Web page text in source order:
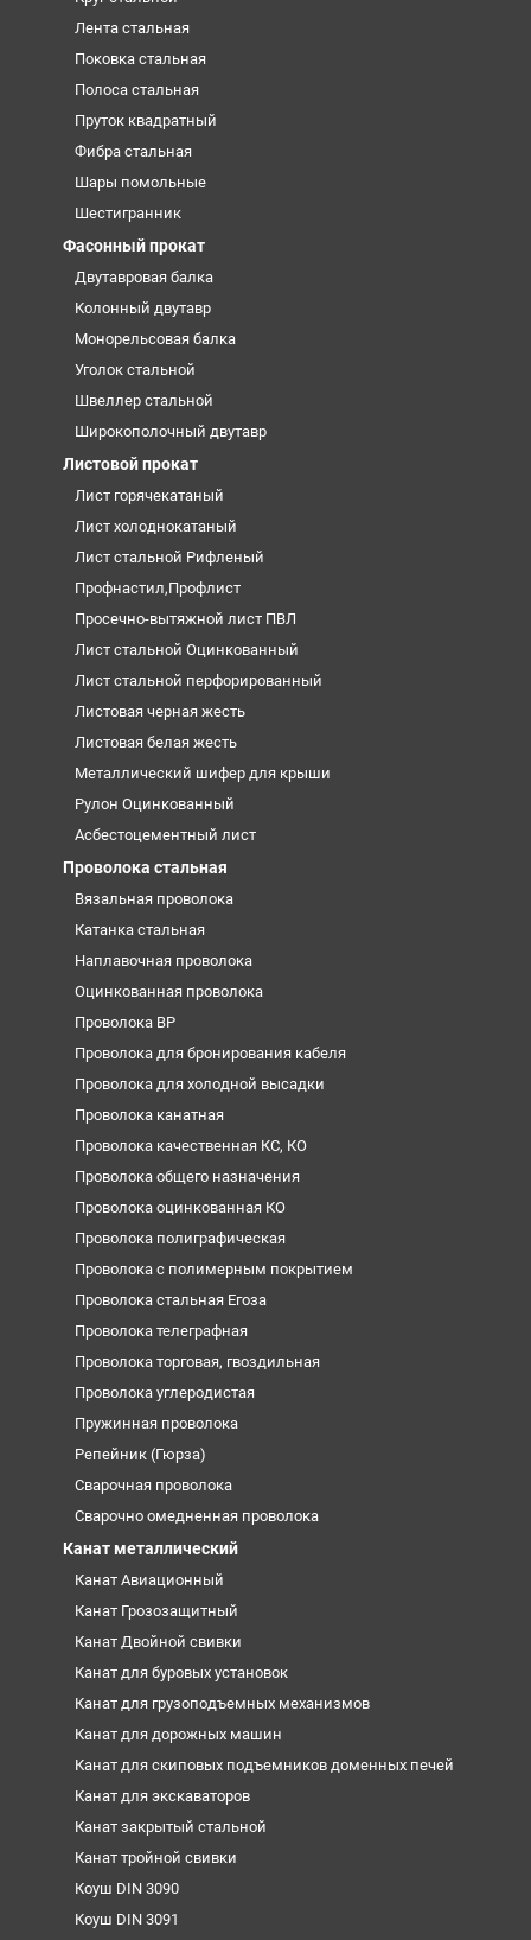
Лента стальная
Поковка стальная
Полоса стальная
Пруток квадратный
Фибра стальная
Шары помольные
Шестигранник
Фасонный прокат
Двутавровая балка
Колонный двутавр
Монорельсовая балка
Уголок стальной
Швеллер стальной
Широкополочный двутавр
Листовой прокат
Лист горячекатаный
Лист холоднокатаный
Лист стальной Рифленый
Профнастил,Профлист
Просечно-вытяжной лист ПВЛ
Лист стальной Оцинкованный
Лист стальной перфорированный
Листовая черная жесть
Листовая белая жесть
Металлический шифер для крыши
Рулон Оцинкованный
Асбестоцементный лист
Проволока стальная
Вязальная проволока
Катанка стальная
Наплавочная проволока
Оцинкованная проволока
Проволока ВР
Проволока для бронирования кабеля
Проволока для холодной высадки
Проволока канатная
Проволока качественная КС, КО
Проволока общего назначения
Проволока оцинкованная КО
Проволока полиграфическая
Проволока с полимерным покрытием
Проволока стальная Егоза
Проволока телеграфная
Проволока торговая, гвоздильная
Проволока углеродистая
Пружинная проволока
Репейник (Гюрза)
Сварочная проволока
Сварочно омедненная проволока
Канат металлический
Канат Авиационный
Канат Грозозащитный
Канат Двойной свивки
Канат для буровых установок
Канат для грузоподъемных механизмов
Канат для дорожных машин
Канат для скиповых подъемников доменных печей
Канат для экскаваторов
Канат закрытый стальной
Канат тройной свивки
Коуш DIN 3090
Коуш DIN 3091